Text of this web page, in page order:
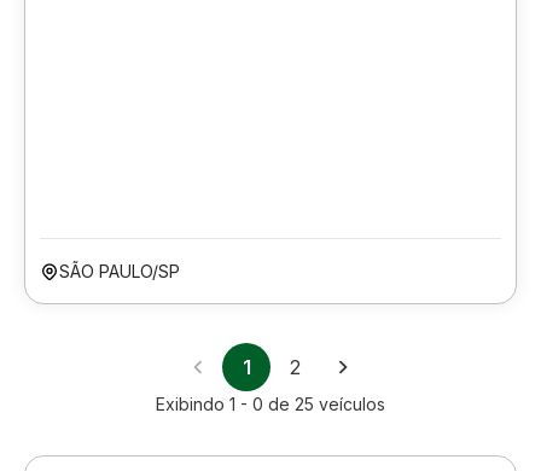
SÃO PAULO/SP
1 2
Exibindo 1 - 0 de 25 veículos